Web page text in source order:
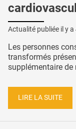
Actualité publiée il y a
Les personnes
transformés
supplémentaire de
LIRE LA SUITE